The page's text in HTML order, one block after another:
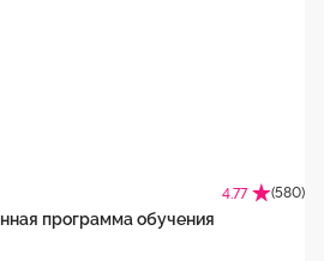
4.77 (580)
программа обучения